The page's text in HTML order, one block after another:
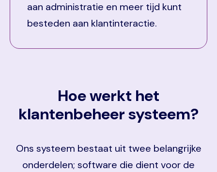
aan administratie en meer tijd kunt
besteden aan klantinteractie.
Hoe werkt het
klantenbeheer systeem?
Ons systeem bestaat uit twee belangrijke
onderdelen; software die dient voor de